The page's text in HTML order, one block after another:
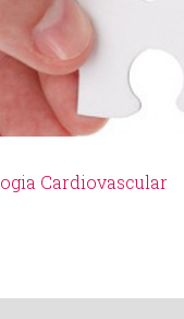
Cardiovascular